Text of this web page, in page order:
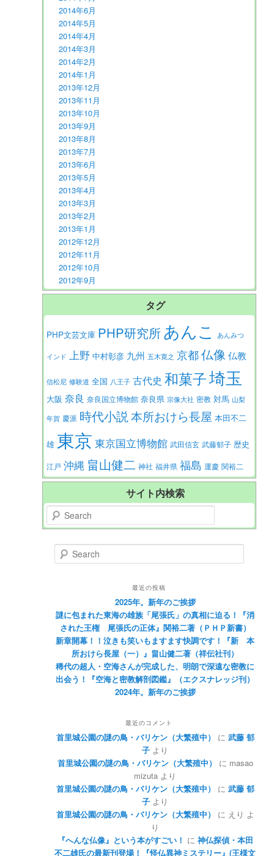
2014年6月
2014年5月
2014年4月
2014年3月
2014年2月
2014年1月
2013年12月
2013年11月
2013年10月
2013年9月
2013年8月
2013年7月
2013年6月
2013年5月
2013年4月
2013年3月
2013年2月
2013年1月
2012年12月
2012年11月
2012年10月
2012年9月
タグ
PHP文芸文庫 PHP研究所あんこ あんみつ
インド 上野 中村彰彦 九州 五木寛之 京都仏像 仏教
信松尼 修験道 全国 八王子 古代史 和菓子埼玉
大阪 奈良 奈良国立博物館 奈良県 宗像大社 密教 対馬 山梨
年賀 慶派 時代小説 本所おけら長屋 本田不二
雄 東京 東京国立博物館 武田信玄 武藤郁子 歴史
江戸 沖縄 畠山健二 神社 福井県 福島 運慶 関裕二
サイト内検索
Search
Search
最近の投稿
2025年。新年のご挨拶
謎に包まれた東海の雄族「尾張氏」の真相に迫る！『消
された王権 尾張氏の正体』関裕二著（ＰＨＰ新書）
新章開幕！！泣きも笑いもますます快調です！『新 本
所おけら長屋（一）』畠山健二著（祥伝社刊）
稀代の超人・空海さんが完成した、明朗で深遠な密教に
出会う！『空海と密教解剖図鑑』（エクスナレッジ刊）
2024年。新年のご挨拶
最近のコメント
首里城公園の謎の鳥・バリケン（大繁殖中） に 武藤 郁
子 より
首里城公園の謎の鳥・バリケン（大繁殖中）
に masao
mizuta より
首里城公園の謎の鳥・バリケン（大繁殖中）
に 武藤 郁
子 より
首里城公園の謎の鳥・バリケン（大繁殖中）
に えり よ
り
『へんな仏像』という本がすごい！ に 神仏探偵・本田
不二雄氏の最新刊登場！『怪仏異神ミステリー』(王様文